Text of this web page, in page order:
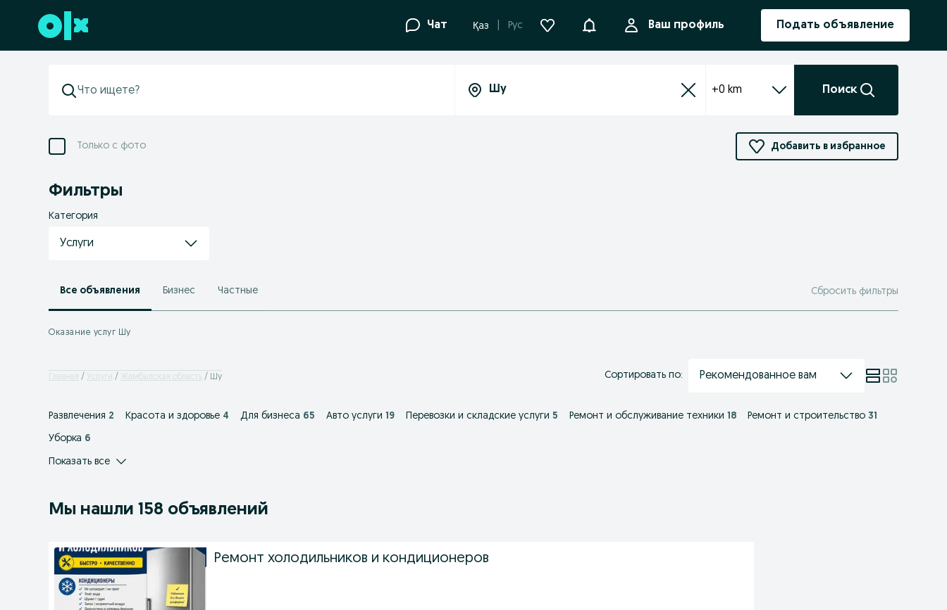
Перейти к нижнему колонтитулу Чат Қаз Рус УведомленияВаш профиль Подать объявление
+0 km Поиск
Только с фото Добавить в избранное
Фильтры
Категория
Услуги
Все объявления Бизнес Частные Сбросить фильтры
Оказание услуг Шу
Главная Услуги Жамбылская область Шу Сортировать по: Рекомендованное вам
Развлечения 2 Красота и здоровье 4 Для бизнеса 65 Авто услуги 19 Перевозки и складские услуги 5 Ремонт и обслуживание техники 18 Ремонт и строительство 31
Уборка 6
Показать все
Мы нашли 158 объявлений
Ремонт холодильников и кондиционеров